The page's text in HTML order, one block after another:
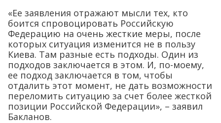
«Ее заявления отражают мысли тех, кто
боится спровоцировать Российскую
Федерацию на очень жесткие меры, после
которых ситуация изменится не в пользу
Киева. Там разные есть подходы. Один из
подходов заключается в этом. И, по-моему,
ее подход заключается в том, чтобы
отдалить этот момент, не дать возможности
переломить ситуацию за счет более жесткой
позиции Российской Федерации», – заявил
Бакланов.